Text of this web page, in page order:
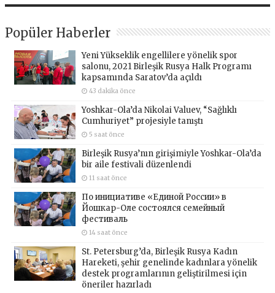
Popüler Haberler
Yeni Yükseklik engellilere yönelik spor
salonu, 2021 Birleşik Rusya Halk Programı
kapsamında Saratov’da açıldı
43 dakika önce
Yoshkar-Ola’da Nikolai Valuev, “Sağlıklı
Cumhuriyet” projesiyle tanıştı
5 saat önce
Birleşik Rusya’nın girişimiyle Yoshkar-Ola’da
bir aile festivali düzenlendi
11 saat önce
По инициативе «Единой России» в
Йошкар-Оле состоялся семейный
фестиваль
14 saat önce
St. Petersburg’da, Birleşik Rusya Kadın
Hareketi, şehir genelinde kadınlara yönelik
destek programlarının geliştirilmesi için
öneriler hazırladı